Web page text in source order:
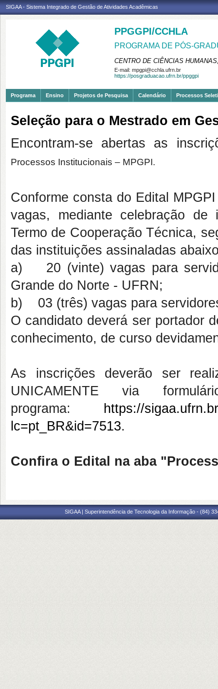
SIGAA - Sistema Integrado de Gestão de Atividades Acadêmicas
PPGGPI/CCHLA
PROGRAMA DE PÓS-
CENTRO DE CIÊNCIAS
E-mail: mpgpi@cchla.ufrn.br
https://posgraduacao.ufrn.br/ppggpi
Programa Ensino Projetos de Pesquisa Calendário Processos
Seleção para o Mestrado em
Encontram-se abertas as
Processos Institucionais – MPGPI.
Conforme consta do Edital
vagas, mediante celebração de
Termo de Cooperação Técnica,
das instituições assinaladas
a) 20 (vinte) vagas para
Grande do Norte - UFRN;
b) 03 (três) vagas para
O candidato deverá ser portador
conhecimento, de curso
As inscrições deverão ser
UNICAMENTE via
programa:
https://
lc=pt_BR&id=7513.
Confira o Edital na aba
SIGAA | Superintendência de Tecnologia da Informação - (84)